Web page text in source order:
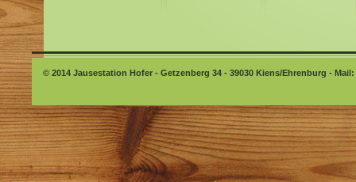
© 2014 Jausestation Hofer - Getzenberg 34 - 39030 Kiens/Ehrenburg -